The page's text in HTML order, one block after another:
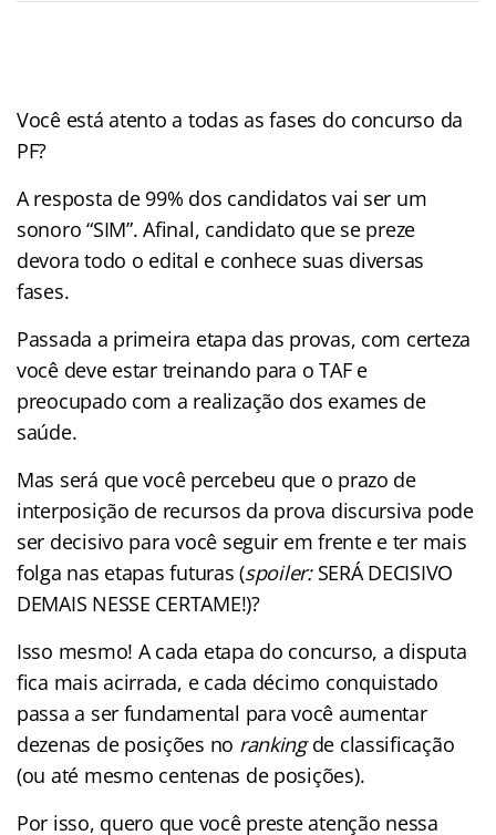
Você está atento a todas as fases do concurso da
PF?
A resposta de 99% dos candidatos vai ser um
sonoro “SIM”. Afinal, candidato que se preze
devora todo o edital e conhece suas diversas
fases.
Passada a primeira etapa das provas, com certeza
você deve estar treinando para o TAF e
preocupado com a realização dos exames de
saúde.
Mas será que você percebeu que o prazo de
interposição de recursos da prova discursiva pode
ser decisivo para você seguir em frente e ter mais
folga nas etapas futuras (spoiler: SERÁ DECISIVO
DEMAIS NESSE CERTAME!)?
Isso mesmo! A cada etapa do concurso, a disputa
fica mais acirrada, e cada décimo conquistado
passa a ser fundamental para você aumentar
dezenas de posições no rankingde classificação
(ou até mesmo centenas de posições).
Por isso, quero que você preste atenção nessa